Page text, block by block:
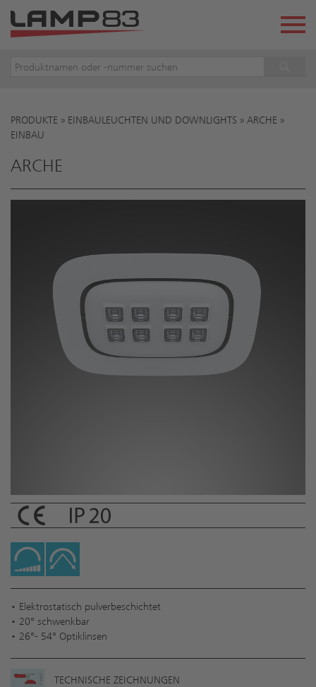
Sie sind hier
PRODUKTE » EINBAULEUCHTEN UND DOWNLIGHTS » ARCHE »
EINBAU
ARCHE
• Elektrostatisch pulverbeschichtet
• 20° schwenkbar
• 26°- 54° Optiklinsen
TECHNISCHE ZEICHNUNGEN